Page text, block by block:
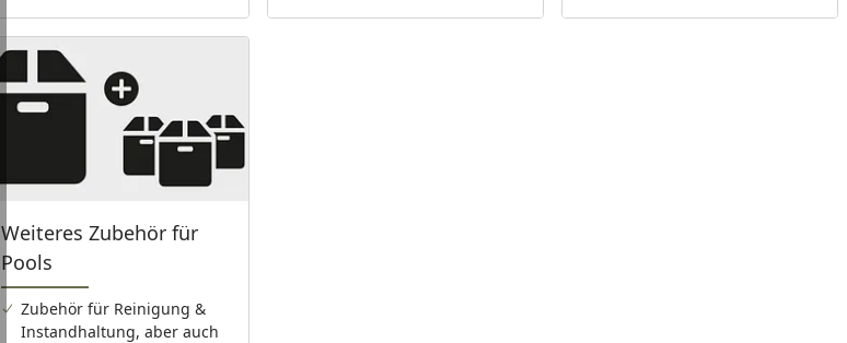
Weiteres Zubehör für
Pools
Zubehör für Reinigung &
Instandhaltung, aber auch